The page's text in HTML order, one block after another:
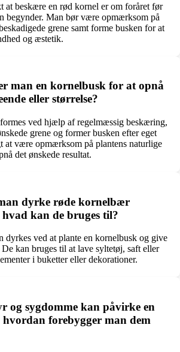
at beskære en rød kornel er om foråret før
begynder. Man bør være opmærksom på
grene samt forme busken for at
og æstetik.
man en kornelbusk for at opnå
eller størrelse?
ved hjælp af regelmæssig beskæring,
grene og former busken efter eget
at være opmærksom på plantens naturlige
det ønskede resultat.
dyrke røde kornelbær
kan de bruges til?
dyrkes ved at plante en kornelbusk og give
De kan bruges til at lave syltetøj, saft eller
i buketter eller dekorationer.
og sygdomme kan påvirke en
forebygger man dem